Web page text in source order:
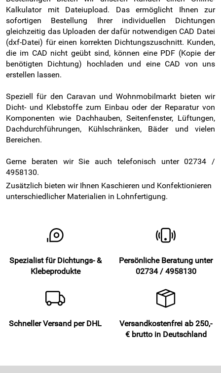
Kalkulator mit Dateiupload. Das ermöglicht Ihnen zur
sofortigen Bestellung Ihrer individuellen Dichtungen
gleichzeitig das Uploaden der dafür notwendigen CAD Datei
(dxf-Datei) für einen korrekten Dichtungszuschnitt. Kunden,
die im CAD nicht geübt sind, können eine PDF (Kopie der
benötigten Dichtung) hochladen und eine CAD von uns
erstellen lassen.
Speziell für den Caravan und Wohnmobilmarkt bieten wir
Dicht- und Klebstoffe zum Einbau oder der Reparatur von
Komponenten wie Dachhauben, Seitenfenster, Lüftungen,
Dachdurchführungen, Kühlschränken, Bäder und vielen
Bereichen.
Gerne beraten wir Sie auch telefonisch unter 02734 /
4958130.
Zusätzlich bieten wir Ihnen Kaschieren und Konfektionieren
unterschiedlicher Materialien in Lohnfertigung.
Spezialist für Dichtungs- &
Klebeprodukte
Persönliche Beratung unter
02734 / 4958130
Schneller Versand per DHL
Versandkostenfrei ab 250,-
€ brutto in Deutschland